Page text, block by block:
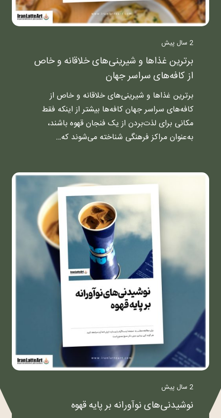
2 سال پیش
برترین غذاها و شیرینی‌های خلاقانه و خاص
از کافه‌های سراسر جهان
برترین غذاها و شیرینی‌های خلاقانه و خاص از
کافه‌های سراسر جهان کافه‌ها بیشتر از اینکه فقط
مکانی برای لذت‌بردن از یک فنجان قهوه باشند،
به‌عنوان مراکز فرهنگی شناخته می‌شوند که…
2 سال پیش
نوشیدنی‌های نوآورانه بر پایه قهوه